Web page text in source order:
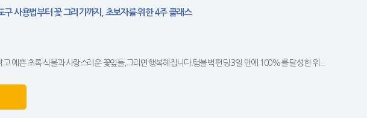
구 사용법부터 꽃 그리기까지, 초보자를 위한 4주 클래스
예쁜 초록 식물과 사랑스러운 꽃잎들,그리면 행복해집니다.텀블벅 펀딩 3일 만에 100%를 달성한 위...